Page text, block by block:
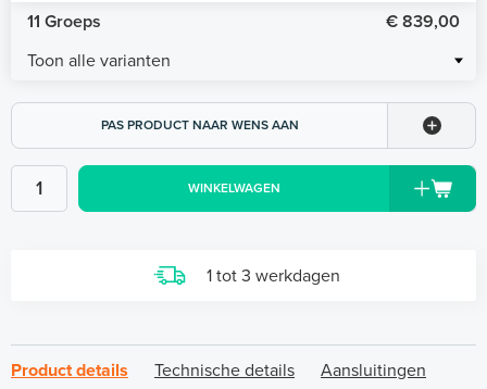
11 Groeps
€ 839,00
Toon alle varianten
PAS PRODUCT NAAR WENS AAN
WINKELWAGEN
1 tot 3 werkdagen
Product details Technische details
Aansluitingen